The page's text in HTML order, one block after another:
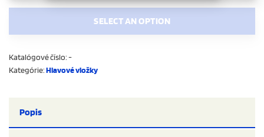
SELECT AN OPTION
Katalógové číslo:-
Kategórie:Hlavové vložky
Popis